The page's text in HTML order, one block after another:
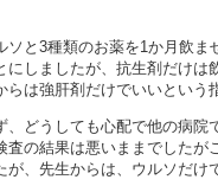
と3種類のお薬を1か月飲
しましたが、抗生剤だけ
は強肝剤だけでいいという
どうしても心配で他の病
査の結果は悪いままでした
、先生からは、ウルソだけ